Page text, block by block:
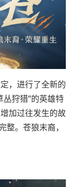
，进行了全新的
狩猎”的英雄特
加过往发生的故
整。苍狼末裔，